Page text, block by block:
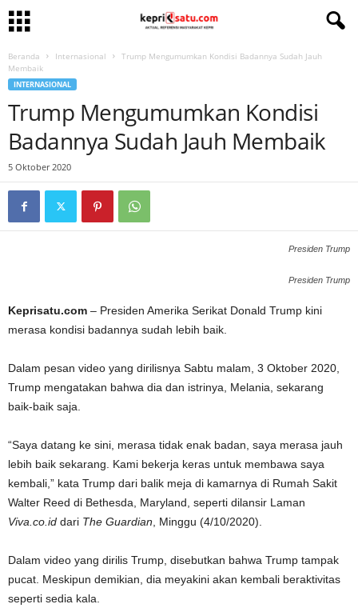
Beranda Internasional
Trump Mengumumkan Kondisi Badannya Sudah Jauh
Membaik
INTERNASIONAL
Trump Mengumumkan Kondisi
Badannya Sudah Jauh Membaik
5 Oktober 2020
Presiden Trump
Presiden Trump
Keprisatu.com – Presiden Amerika Serikat Donald Trump kini
merasa kondisi badannya sudah lebih baik.
Dalam pesan video yang dirilisnya Sabtu malam, 3 Oktober 2020,
Trump mengatakan bahwa dia dan istrinya, Melania, sekarang
baik-baik saja.
“Saya datang ke sini, merasa tidak enak badan, saya merasa jauh
lebih baik sekarang. Kami bekerja keras untuk membawa saya
kembali,” kata Trump dari balik meja di kamarnya di Rumah Sakit
Walter Reed di Bethesda, Maryland, seperti dilansir Laman
Viva.co.id dari The Guardian , Minggu (4/10/2020).
Dalam video yang dirilis Trump, disebutkan bahwa Trump tampak
pucat. Meskipun demikian, dia meyakini akan kembali beraktivitas
seperti sedia kala.